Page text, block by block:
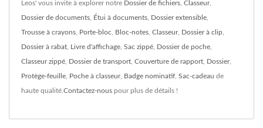
Leos' vous invite à explorer notre Dossier de fichiers Classeur,
Dossier de documents Étui à documents Dossier extensible
Trousse à crayons Porte-bloc Bloc-notes Classeur, Dossier à clip
Dossier à rabat Livre d'affichage Sac zippé Dossier de poche
Classeur zippé Dossier de transport Couverture de rapport Dossier,
Protège-feuille Poche à classeur, Badge nominatif Sac-cadeau de
haute qualité. Contactez-nous pour plus de détails !